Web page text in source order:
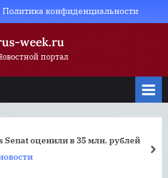
Политика конфиденциальности
week.ru
портал
Senat оценили в 35 млн. рублей